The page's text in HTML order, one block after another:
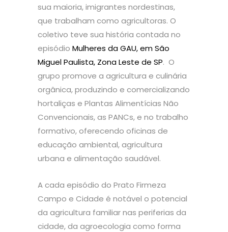
sua maioria, imigrantes nordestinas,
que trabalham como agricultoras. O
coletivo teve sua história contada no
episódio Mulheres da GAU, em São
Miguel Paulista, Zona Leste de SP. O
grupo promove a agricultura e culinária
orgânica, produzindo e comercializando
hortaliças e Plantas Alimentícias Não
Convencionais, as PANCs, e no trabalho
formativo, oferecendo oficinas de
educação ambiental, agricultura
urbana e alimentação saudável.
A cada episódio do Prato Firmeza
Campo e Cidade é notável o potencial
da agricultura familiar nas periferias da
cidade, da agroecologia como forma